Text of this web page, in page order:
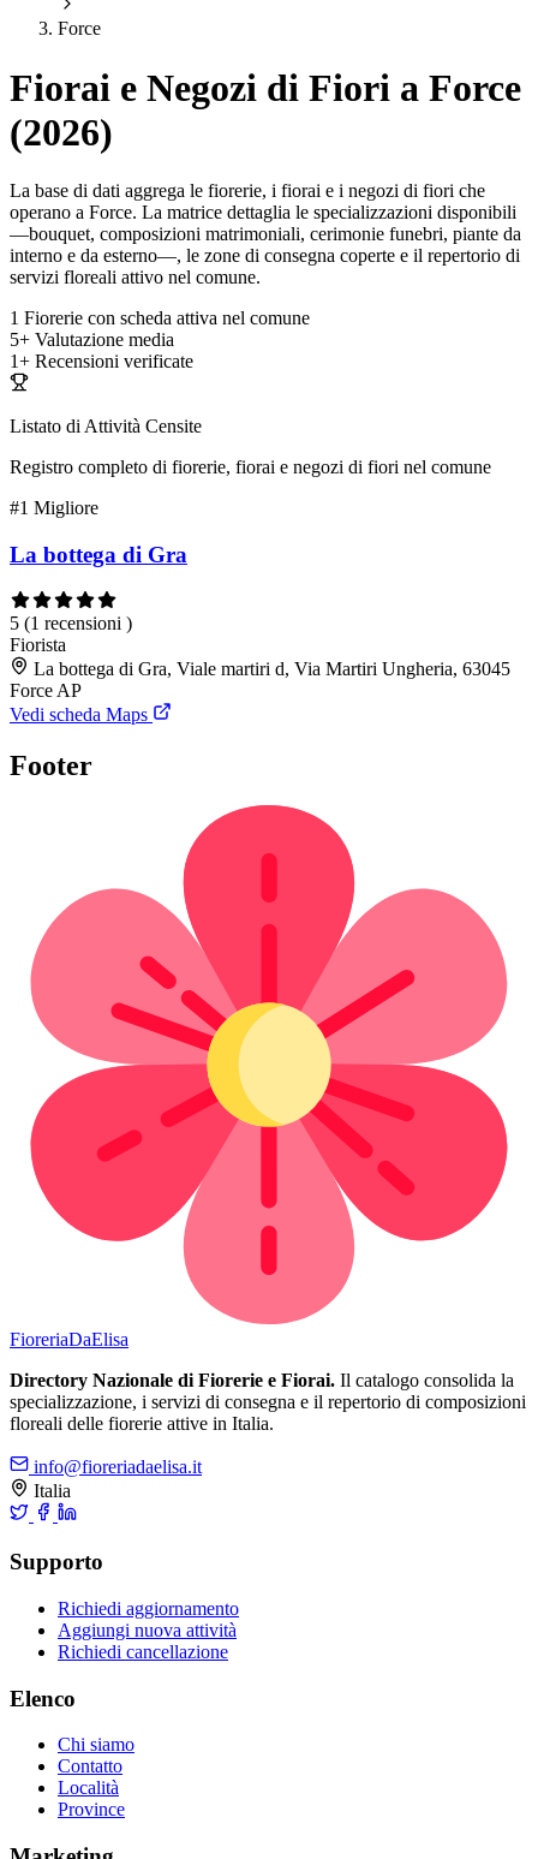
Force
Fiorai e Negozi di Fiori a Force
(2026)
La base di dati aggrega le fiorerie, i fiorai e i negozi di fiori che
operano a Force. La matrice dettaglia le specializzazioni disponibili
—bouquet, composizioni matrimoniali, cerimonie funebri, piante da
interno e da esterno—, le zone di consegna coperte e il repertorio di
servizi floreali attivo nel comune.
1 Fiorerie con scheda attiva nel comune
5+ Valutazione media
1+ Recensioni verificate
Listato di Attività Censite
Registro completo di fiorerie, fiorai e negozi di fiori nel comune
#1 Migliore
La bottega di Gra
5 (1 recensioni )
Fiorista
La bottega di Gra, Viale martiri d, Via Martiri Ungheria, 63045
Force AP
Vedi scheda Maps
Footer
FioreriaDaElisa
Directory Nazionale di Fiorerie e Fiorai. Il catalogo consolida la
specializzazione, i servizi di consegna e il repertorio di composizioni
floreali delle fiorerie attive in Italia.
info@fioreriadaelisa.it
Italia
Supporto
Richiedi aggiornamento
Aggiungi nuova attività
Richiedi cancellazione
Elenco
Chi siamo
Contatto
Località
Province